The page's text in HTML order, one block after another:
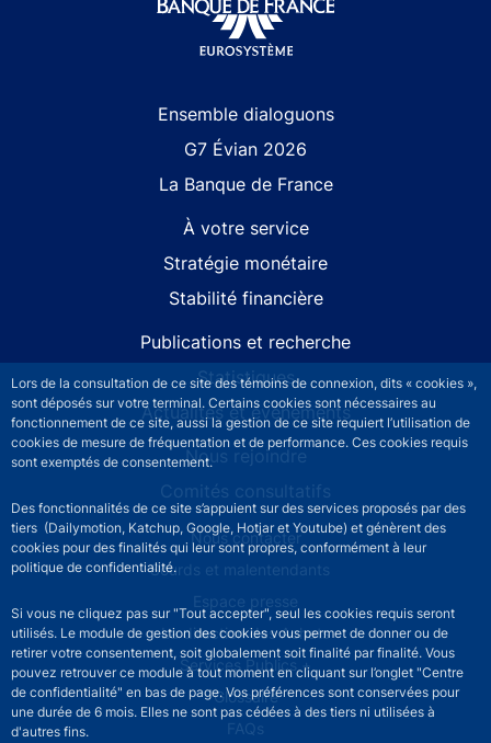
Lors de la consultation de ce site des témoins de connexion, dits « cookies »,
sont déposés sur votre terminal. Certains cookies sont nécessaires au
fonctionnement de ce site, aussi la gestion de ce site requiert l’utilisation de
cookies de mesure de fréquentation et de performance. Ces cookies requis
sont exemptés de consentement.
Des fonctionnalités de ce site s’appuient sur des services proposés par des
tiers (Dailymotion, Katchup, Google, Hotjar et Youtube) et génèrent des
cookies pour des finalités qui leur sont propres, conformément à leur
politique de confidentialité.
Si vous ne cliquez pas sur "Tout accepter", seul les cookies requis seront
utilisés. Le module de gestion des cookies vous permet de donner ou de
retirer votre consentement, soit globalement soit finalité par finalité. Vous
pouvez retrouver ce module à tout moment en cliquant sur l’onglet "Centre
de confidentialité" en bas de page. Vos préférences sont conservées pour
une durée de 6 mois. Elles ne sont pas cédées à des tiers ni utilisées à
d'autres fins.
Ensemble dialoguons
G7 Évian 2026
La Banque de France
À votre service
Stratégie monétaire
Stabilité financière
Publications et recherche
Statistiques
Actualités et événements
Nous rejoindre
Comités consultatifs
Footer secondary menuNous contacter
Sourds et malentendants
Espace presse
La direction des Achats
Services Publics +
Glossaire
FAQs